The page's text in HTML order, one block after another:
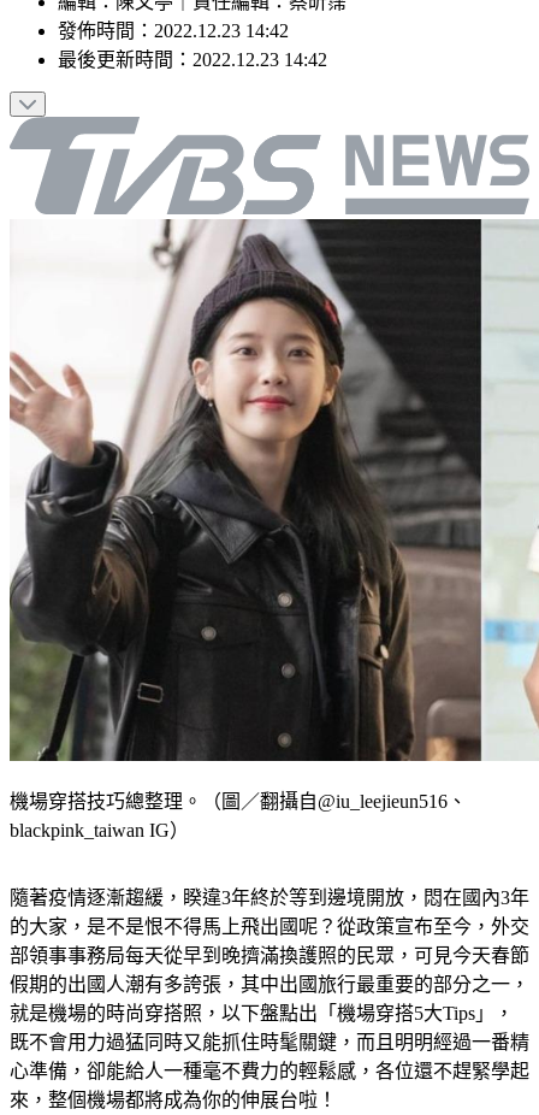
發佈時間： 2022.12.23 14:42
最後更新時間： 2022.12.23 14:42
機場穿搭技巧總整理。（圖／翻攝自@iu_leejieun516、
blackpink_taiwan IG）
隨著疫情逐漸趨緩，睽違3年終於等到邊境開放，悶在國內3年
的大家，是不是恨不得馬上飛出國呢？從政策宣布至今，外交
部領事事務局每天從早到晚擠滿換護照的民眾，可見今天春節
假期的出國人潮有多誇張，其中出國旅行最重要的部分之一，
就是機場的時尚穿搭照，以下盤點出「機場穿搭5大Tips」，
既不會用力過猛同時又能抓住時髦關鍵，而且明明經過一番精
心準備，卻能給人一種毫不費力的輕鬆感，各位還不趕緊學起
來，整個機場都將成為你的伸展台啦！